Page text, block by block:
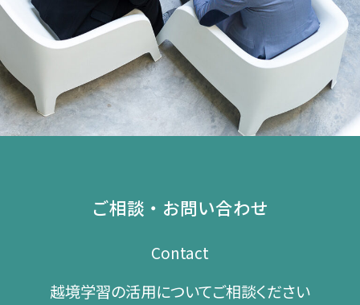
ご相談・お問い合わせ
Contact
越境学習の​活用に​ついて​ご相談ください​